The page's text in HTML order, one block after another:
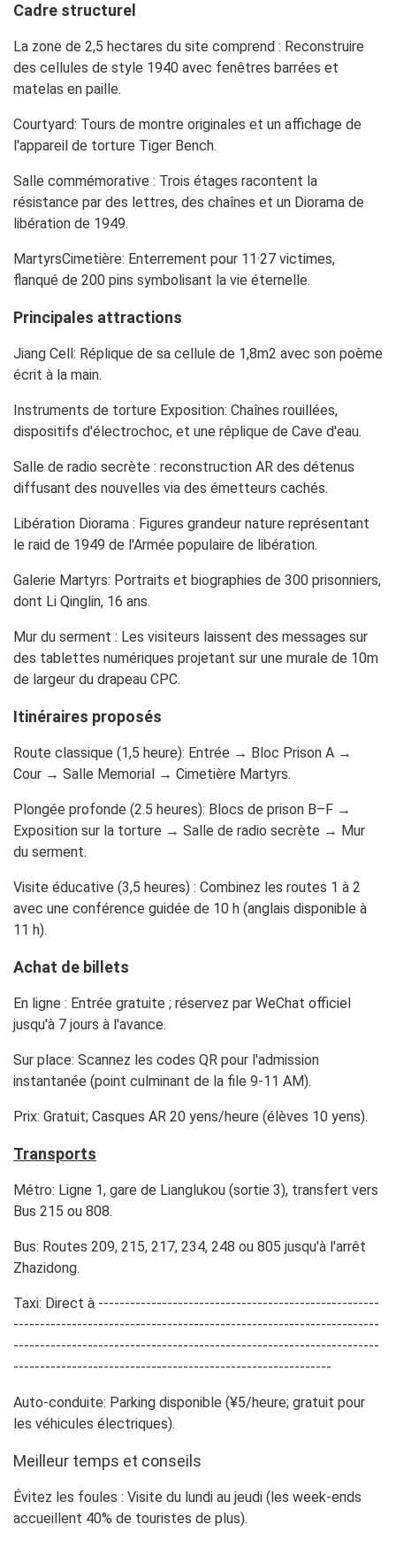
Cadre structurel
La zone de 2,5 hectares du site comprend : Reconstruire
des cellules de style 1940 avec fenêtres barrées et
matelas en paille.
Courtyard: Tours de montre originales et un affichage de
l'appareil de torture Tiger Bench.
Salle commémorative : Trois étages racontent la
résistance par des lettres, des chaînes et un Diorama de
libération de 1949.
MartyrsCimetière: Enterrement pour 11·27 victimes,
flanqué de 200 pins symbolisant la vie éternelle.
Principales attractions
Jiang Cell: Réplique de sa cellule de 1,8m2 avec son poème
écrit à la main.
Instruments de torture Exposition: Chaînes rouillées,
dispositifs d'électrochoc, et une réplique de Cave d'eau.
Salle de radio secrète : reconstruction AR des détenus
diffusant des nouvelles via des émetteurs cachés.
Libération Diorama : Figures grandeur nature représentant
le raid de 1949 de l'Armée populaire de libération.
Galerie Martyrs: Portraits et biographies de 300 prisonniers,
dont Li Qinglin, 16 ans.
Mur du serment : Les visiteurs laissent des messages sur
des tablettes numériques projetant sur une murale de 10m
de largeur du drapeau CPC.
Itinéraires proposés
Route classique (1,5 heure): Entrée → Bloc Prison A →
Cour → Salle Memorial → Cimetière Martyrs.
Plongée profonde (2.5 heures): Blocs de prison B–F →
Exposition sur la torture → Salle de radio secrète → Mur
du serment.
Visite éducative (3,5 heures) : Combinez les routes 1 à 2
avec une conférence guidée de 10 h (anglais disponible à
11 h).
Achat de billets
En ligne : Entrée gratuite ; réservez par WeChat officiel
jusqu'à 7 jours à l'avance.
Sur place: Scannez les codes QR pour l'admission
instantanée (point culminant de la file 9-11 AM).
Prix: Gratuit; Casques AR 20 yens/heure (élèves 10 yens).
Transports
Métro: Ligne 1, gare de Lianglukou (sortie 3), transfert vers
Bus 215 ou 808.
Bus: Routes 209, 215, 217, 234, 248 ou 805 jusqu'à l'arrêt
Zhazidong.
Taxi: Direct à -----------------------------------------------------
---------------------------------------------------------------------
---------------------------------------------------------------------
------------------------------------------------------------
Auto-conduite: Parking disponible (¥5/heure; gratuit pour
les véhicules électriques).
Meilleur temps et conseils
Évitez les foules : Visite du lundi au jeudi (les week-ends
accueillent 40% de touristes de plus).